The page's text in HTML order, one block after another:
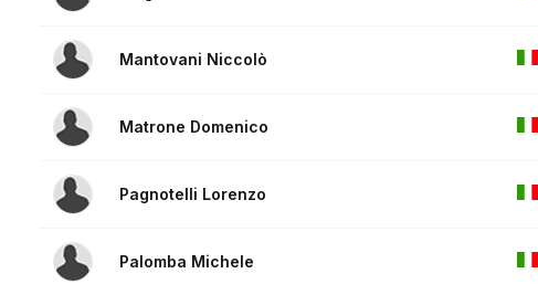
Mantovani Niccolò
Matrone Domenico
Pagnotelli Lorenzo
Palomba Michele